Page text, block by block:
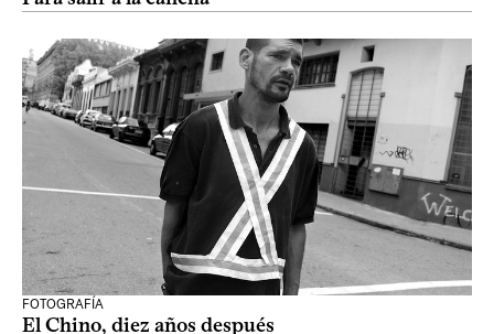
FOTOGRAFÍA
El Chino, diez años después